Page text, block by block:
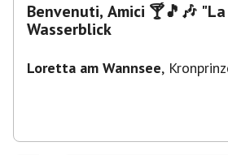
Benvenuti, Amici 🍸🎵🎶 "La Dolce Vita"mit
Wasserblick
Loretta am Wannsee,